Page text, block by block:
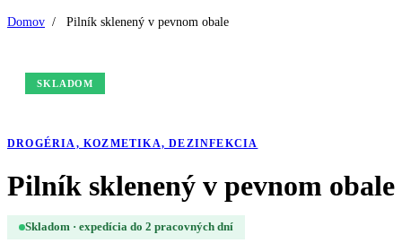
Domov / Pilník sklenený v pevnom obale
SKLADOM
DROGÉRIA, KOZMETIKA, DEZINFEKCIA
Pilník sklenený v pevnom obale
Skladom · expedícia do 2 pracovných dní